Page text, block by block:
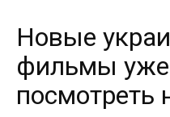
Новые
фильмы
посмотреть